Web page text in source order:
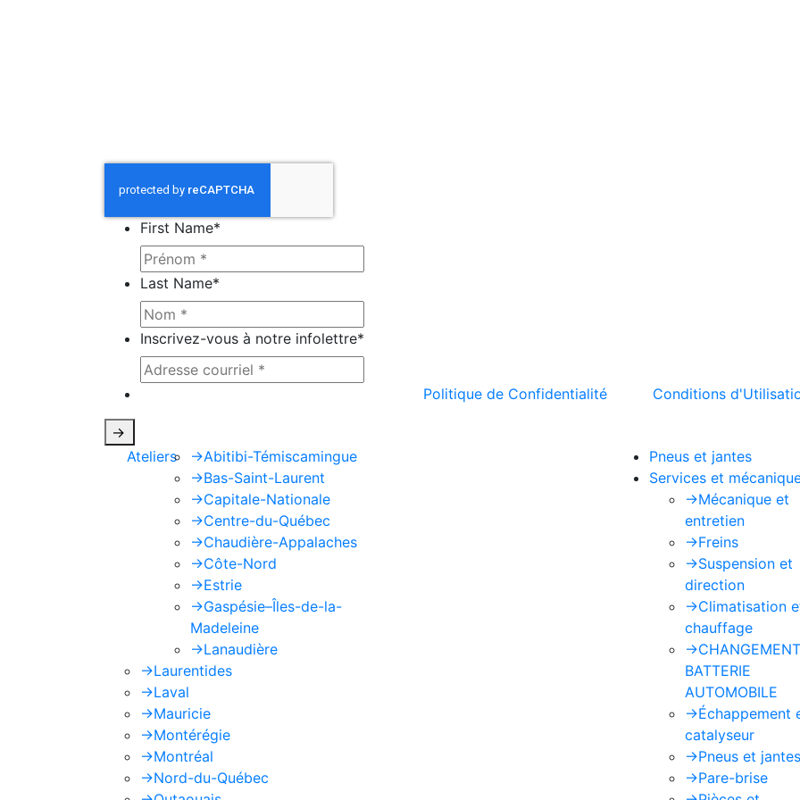
First Name*
Last Name*
Inscrivez-vous à notre infolettre*
Politique de Confidentialité Conditions
->
Ateliers
->Abitibi-Témiscamingue
->Bas-Saint-Laurent
->Capitale-Nationale
->Centre-du-Québec
->Chaudière-Appalaches
->Côte-Nord
->Estrie
->Gaspésie–Îles-de-la-
Madeleine
->Lanaudière
->Laurentides
->Laval
->Mauricie
->Montérégie
->Montréal
->Nord-du-Québec
Pneus et jantes
Services et
->Mécanique et
entretien
->Freins
->Suspension et
direction
->Climatisation
chauffage
->
BATTERIE
AUTOMOBILE
->Échappement
catalyseur
->Pneus et jantes
->Pare-brise